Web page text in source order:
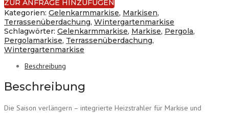
ZUR ANFRAGE HINZUFÜGEN
Kategorien: Gelenkarmmarkise, Markisen,
Terrassenüberdachung, Wintergartenmarkise
Schlagwörter: Gelenkarmmarkise, Markise, Pergola,
Pergolamarkise, Terrassenüberdachung,
Wintergartenmarkise
Beschreibung
Beschreibung
Die Saison verlängern – integrierte Heizstrahler für Markise und